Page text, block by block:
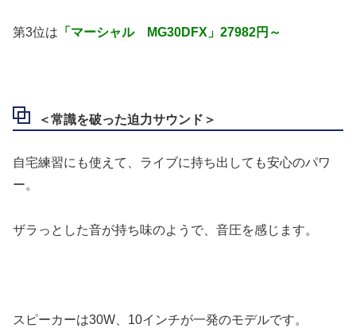
第3位は 「マーシャル MG30DFX」27982円～
＜常識を破った迫力サウンド＞
自宅練習にも使えて、ライブに持ち出しても安心のパワ
ー。
ザラっとした音が持ち味のようで、音圧を感じます。
スピーカーは30W、10インチが一発のモデルです。